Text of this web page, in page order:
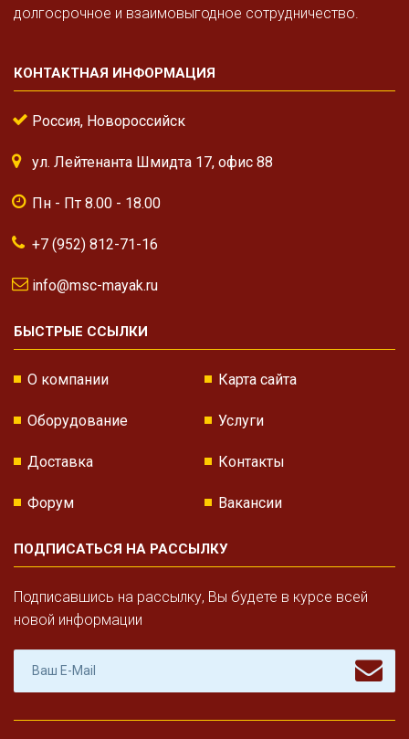
долгосрочное и взаимовыгодное сотрудничество.
КОНТАКТНАЯ ИНФОРМАЦИЯ
Россия, Новороссийск
ул. Лейтенанта Шмидта 17, офис 88
Пн - Пт 8.00 - 18.00
+7 (952) 812-71-16
info@msc-mayak.ru
БЫСТРЫЕ ССЫЛКИ
О компании Карта сайта
Оборудование Услуги
Доставка Контакты
Форум Вакансии
ПОДПИСАТЬСЯ НА РАССЫЛКУ
Подписавшись на рассылку, Вы будете в курсе всей
новой информации